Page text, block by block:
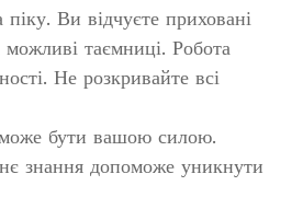
піку. Ви відчуєте приховані
таємниці. Робота
Не розкривайте всі
бути вашою силою.
знання допоможе уникнути